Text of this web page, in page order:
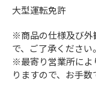
大型運転免許
※商品の仕様及び外
で、ご了承ください。
※最寄り営業所によ
りますので、お手数